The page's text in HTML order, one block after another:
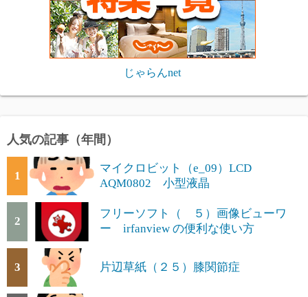
じゃらんnet
人気の記事（年間）
1
マイクロビット（e_09）LCD
AQM0802 小型液晶
2
フリーソフト（ ５）画像ビューワ
ー irfanview の便利な使い方
3 片辺草紙（２５）膝関節症